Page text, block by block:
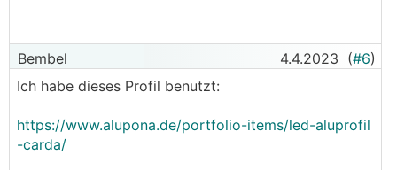
Verwendung von speziellen LED Streifen für den
Außenbereich in den Griff.
beachtet werden. Ggf. kann man einen speziellen
Versiegelungslack auftragen, der sonst für die
Bembel 4.4.2023 (#6)
Ich habe dieses Profil benutzt:
https://www.alupona.de/portfolio-items/led-aluprofil
-carda/